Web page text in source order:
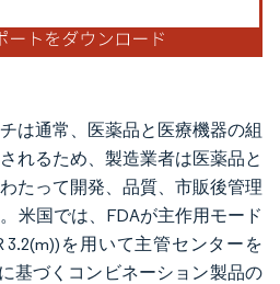
は通常、医薬品と医療機器の組
れるため、製造業者は医薬品と
たって開発、品質、市販後管理
米国では、FDAが主作用モード
3.2(m))を用いて主管センターを
基づくコンビネーション製品の